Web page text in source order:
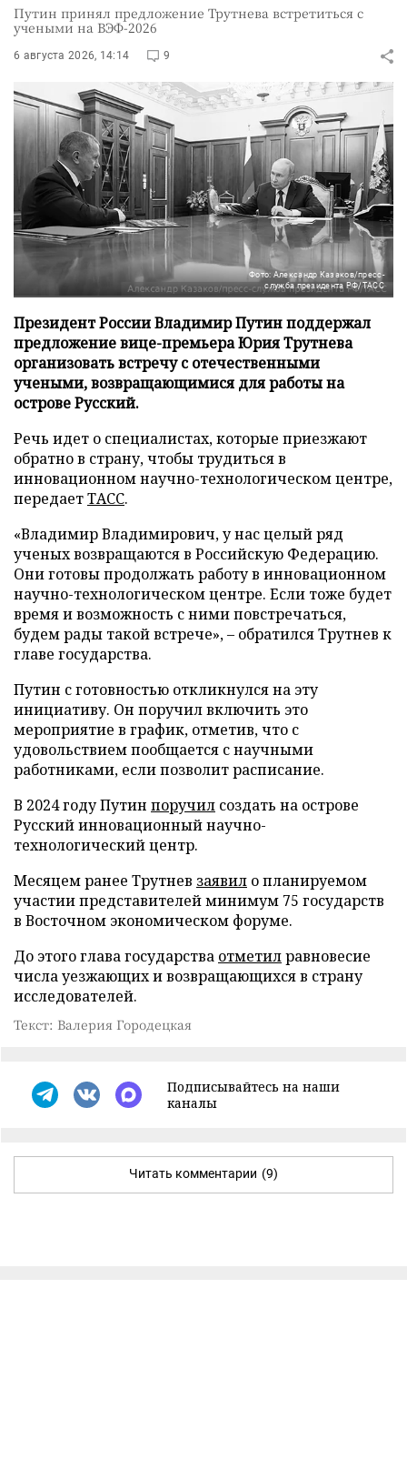
Путин принял предложение Трутнева встретиться с
учеными на ВЭФ-2026
6 августа 2026, 14:14 9
Фото: Александр Казаков/пресс-
служба президента РФ/ТАСС
Президент России Владимир Путин поддержал
предложение вице-премьера Юрия Трутнева
организовать встречу с отечественными
учеными, возвращающимися для работы на
острове Русский.
Речь идет о специалистах, которые приезжают
обратно в страну, чтобы трудиться в
инновационном научно-технологическом центре,
передаетТАСС.
«Владимир Владимирович, у нас целый ряд
ученых возвращаются в Российскую Федерацию.
Они готовы продолжать работу в инновационном
научно-технологическом центре. Если тоже будет
время и возможность с ними повстречаться,
будем рады такой встрече», – обратился Трутнев к
главе государства.
Путин с готовностью откликнулся на эту
инициативу. Он поручил включить это
мероприятие в график, отметив, что с
удовольствием пообщается с научными
работниками, если позволит расписание.
В 2024 году Путин поручил создать на острове
Русский инновационный научно-
технологический центр.
Месяцем ранее Трутнев заявил о планируемом
участии представителей минимум 75 государств
в Восточном экономическом форуме.
До этого глава государства отметилравновесие
числа уезжающих и возвращающихся в страну
исследователей.
Текст: Валерия Городецкая
Подписывайтесь на наши
каналы
Читать комментарии (9)